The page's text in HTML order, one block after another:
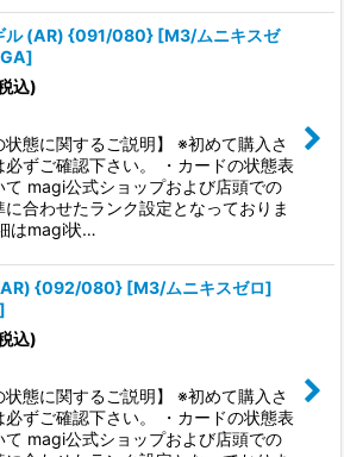
ル (AR) {091/080} [M3/ムニキスゼ
込)
状態に関するご説明】 ※初めて購入さ
必ずご確認下さい。 ・カードの状態表
て magi公式ショップおよび店頭での
に合わせたランク設定となっておりま
はmagi状…
{092/080} [M3/ムニキスゼロ]
込)
状態に関するご説明】 ※初めて購入さ
必ずご確認下さい。 ・カードの状態表
て magi公式ショップおよび店頭での